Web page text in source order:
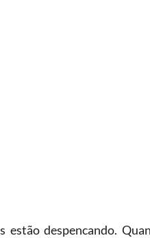
estão despencando.